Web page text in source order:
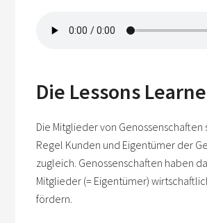
Die Lessons
Die Mitglieder von Genossenschaften
Regel Kunden und Eigentümer der
zugleich. Genossenschaften haben
Mitglieder (= Eigentümer)
fördern.